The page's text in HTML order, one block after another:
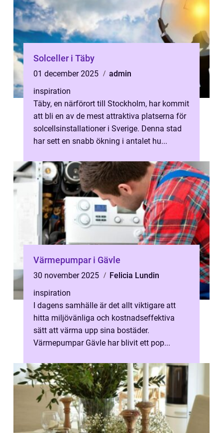
Solceller i Täby
01 december 2025
admin
inspiration
Täby, en närförort till Stockholm, har kommit
att bli en av de mest attraktiva platserna för
solcellsinstallationer i Sverige. Denna stad
har sett en snabb ökning i antalet hu...
Värmepumpar i Gävle
30 november 2025
Felicia Lundin
inspiration
I dagens samhälle är det allt viktigare att
hitta miljövänliga och kostnadseffektiva
sätt att värma upp sina bostäder.
Värmepumpar Gävle har blivit ett pop...